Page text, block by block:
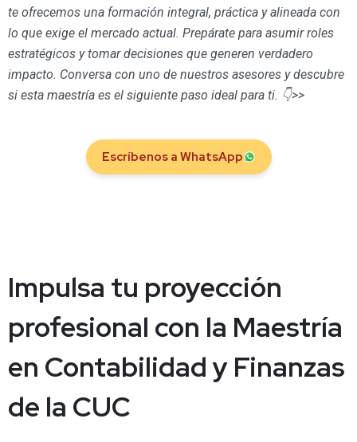
te ofrecemos una formación integral, práctica y alineada con
lo que exige el mercado actual. Prepárate para asumir roles
estratégicos y tomar decisiones que generen verdadero
impacto. Conversa con uno de nuestros asesores y descubre
si esta maestría es el siguiente paso ideal para ti. 👇>>
Escríbenos a WhatsApp
Impulsa tu proyección
profesional con la Maestría
en Contabilidad y Finanzas
de la CUC